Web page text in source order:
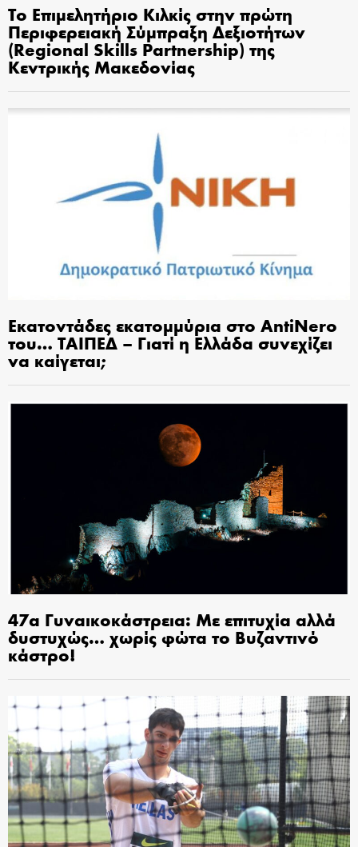
Το Επιμελητήριο Κιλκίς στην πρώτη
Περιφερειακή Σύμπραξη Δεξιοτήτων
(Regional Skills Partnership) της
Κεντρικής Μακεδονίας
Εκατοντάδες εκατομμύρια στο AntiNero
του… ΤΑΙΠΕΔ – Γιατί η Ελλάδα συνεχίζει
να καίγεται;
47α Γυναικοκάστρεια: Με επιτυχία αλλά
δυστυχώς… χωρίς φώτα το Βυζαντινό
κάστρο!